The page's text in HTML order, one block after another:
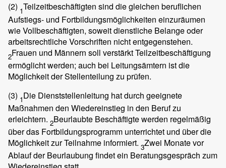
(2) 1Teilzeitbeschäftigten sind die gleichen beruflichen
Aufstiegs- und Fortbildungsmöglichkeiten einzuräumen
wie Vollbeschäftigten, soweit dienstliche Belange oder
arbeitsrechtliche Vorschriften nicht entgegenstehen.
2Frauen und Männern soll verstärkt Teilzeitbeschäftigung
ermöglicht werden; auch bei Leitungsämtern ist die
Möglichkeit der Stellenteilung zu prüfen.
(3) 1Die Dienststellenleitung hat durch geeignete
Maßnahmen den Wiedereinstieg in den Beruf zu
erleichtern. 2Beurlaubte Beschäftigte werden regelmäßig
über das Fortbildungsprogramm unterrichtet und über die
Möglichkeit zur Teilnahme informiert. 3Zwei Monate vor
Ablauf der Beurlaubung findet ein Beratungsgespräch zum